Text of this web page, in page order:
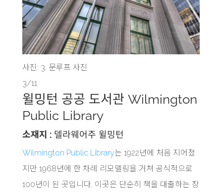
사진: 3. 문루프 사진
3/11
윌밍턴 공공 도서관 Wilmington
Public Library
소재지 : 델라웨어주 윌밍턴
Wilmington Public Library는 1922년에 처음 지어졌
지만 1968년에 한 차례 리모델링을 거쳐 공식적으로
100년이 된 곳입니다. 이곳은 단순히 책을 대출하는 장